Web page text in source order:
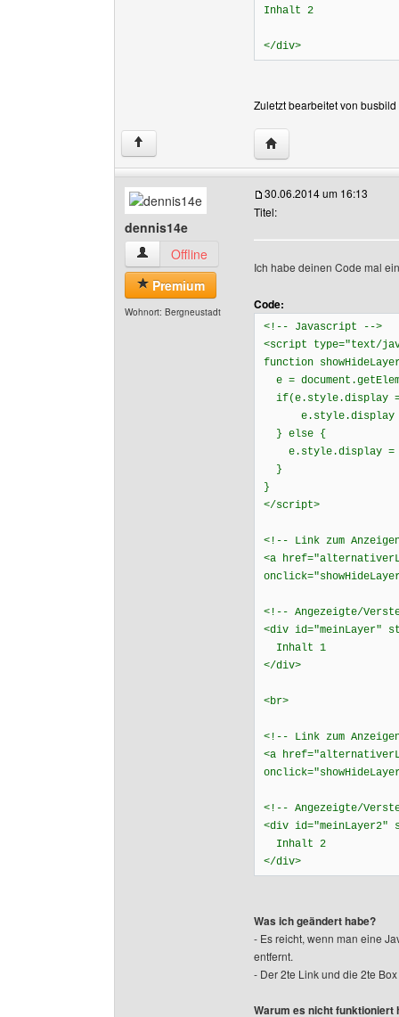
Inhalt 2
</div>
Zuletzt bearbeitet von
↑ Website dieses
dennis14e
dennis14e Benutzer-Profile anzeigen
Offline
Premium
Wohnort: Bergneustadt
30.06.2014 um 16:13
Titel:
Ich habe deinen Code mal
Code:
<!-- Javascript -->
<script type="text/
function
e =
if(e.style.display
e.style.display =
} else {
e.style.display =
}
}
</script>
<!-- Link zum
<a
<!-- Angezeigte/
<div id="meinLayer"
Inhalt 1
</div>
<br>
<!-- Link zum
<a
<!-- Angezeigte/
<div id="meinLayer2"
Inhalt 2
</div>
Was ich geändert habe?
- Es reicht, wenn man eine
entfernt.
- Der 2te Link und die 2te
Warum es nicht funktioniert